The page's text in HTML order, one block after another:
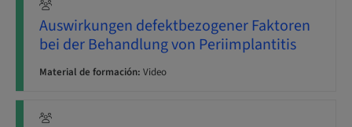
Auswirkungen defektbezogener Faktoren
bei der Behandlung von Periimplantitis
Material de formación: Video